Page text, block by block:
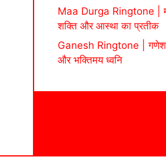
Maa Durga Ringtone | माँ
शक्ति और आस्था का प्रतीक
Ganesh Ringtone | गणेश
और भक्तिमय ध्वनि